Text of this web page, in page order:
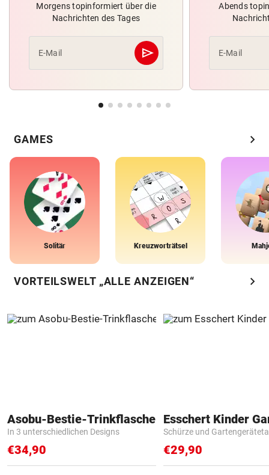
Morgens topinformiert über die
Nachrichten des Tages
E-Mail send
Abschicken
Abends
E-Mail
GAMES chevron_right
Solitär Kreuzworträtsel
VORTEILSWELT „ALLE ANZEIGEN“ chevron_right
Asobu-Bestie-Trinkflasche
In 3 unterschiedlichen Designs
€34,90
Schürze und
€29,90